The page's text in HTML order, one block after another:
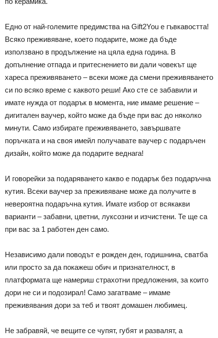
Едно от най-големите предимства на Gift2You е гъвкавостта!
Всяко преживяване, което подарите, може да бъде
използвано в продължение на цяла една година. В
допълнение отпада и притеснението ви дали човекът ще
хареса преживяването – всеки може да смени преживяването
си по всяко време с каквото реши! Ако сте се забавили и
имате нужда от подарък в момента, ние имаме решение –
дигитален ваучер, който може да бъде при вас до няколко
минути. Само избирате преживяването, завършвате
поръчката и на своя имейл получавате ваучер с подаръчен
дизайн, който може да подарите веднага!
И говорейки за подаряването какво е подарък без подаръчна
кутия. Всеки ваучер за преживяване може да получите в
невероятна подаръчна кутия. Имате избор от всякакви
варианти – забавни, цветни, луксозни и изчистени. Те ще са
при вас за 1 работен ден само.
Независимо дали поводът е рожден ден, годишнина, сватба
или просто за да покажеш обич и признателност, в
платформата ще намериш страхотни предложения, за които
дори не си и подозирал! Само загатваме – имаме
преживявания дори за теб и твоят домашен любимец.
Не забравяй, че вещите се чупят, губят и развалят, а